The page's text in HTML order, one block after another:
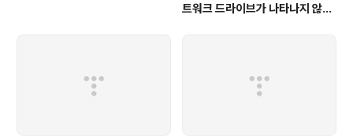
트워크 드라이브가 나타나지 않을